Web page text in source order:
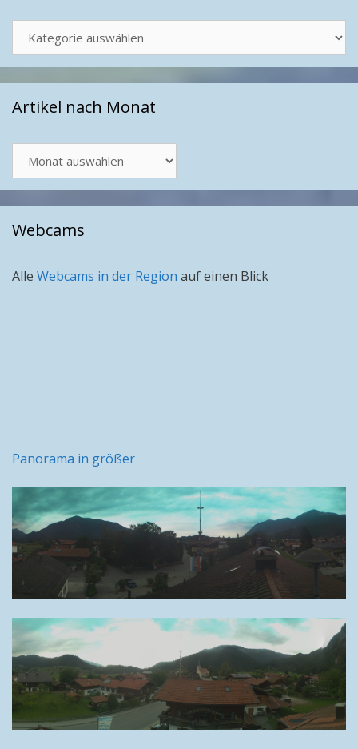
Artikel nach Monat
nach
Monat
Webcams
Alle Webcams in der Region auf einen Blick
Panorama in größer